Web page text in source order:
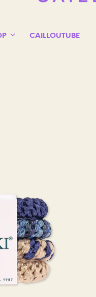
CAILLOUTUBE